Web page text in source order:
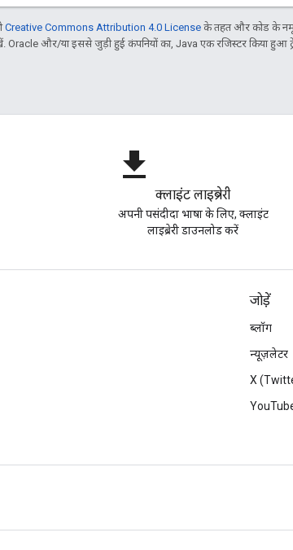
Creative Commons Attribution 4.0 License के तहत और कोड के
Oracle और/या इससे जुड़ी हुई कंपनियों का, Java एक रजिस्टर किया हुआ
file_download
क्लाइंट लाइब्रेरी
अपनी पसंदीदा भाषा के लिए, क्लाइंट
लाइब्रेरी डाउनलोड करें
जोड़ें
ब्लॉग
न्यूज़लेटर
X